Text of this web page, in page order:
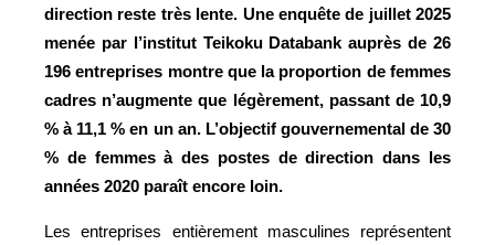
direction reste très lente. Une enquête de juillet 2025
menée par l’institut Teikoku Databank auprès de 26
196 entreprises montre que la proportion de femmes
cadres n’augmente que légèrement, passant de 10,9
% à 11,1 % en un an. L’objectif gouvernemental de 30
% de femmes à des postes de direction dans les
années 2020 paraît encore loin.
Les entreprises entièrement masculines représentent